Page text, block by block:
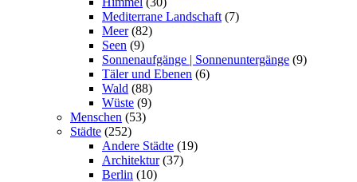
Mediterrane Landschaft (7)
Meer (82)
Seen (9)
Sonnenaufgänge | Sonnenuntergänge (9)
Täler und Ebenen (6)
Wald (88)
Wüste (9)
Menschen (53)
Städte (252)
Andere Städte (19)
Architektur (37)
Berlin (10)